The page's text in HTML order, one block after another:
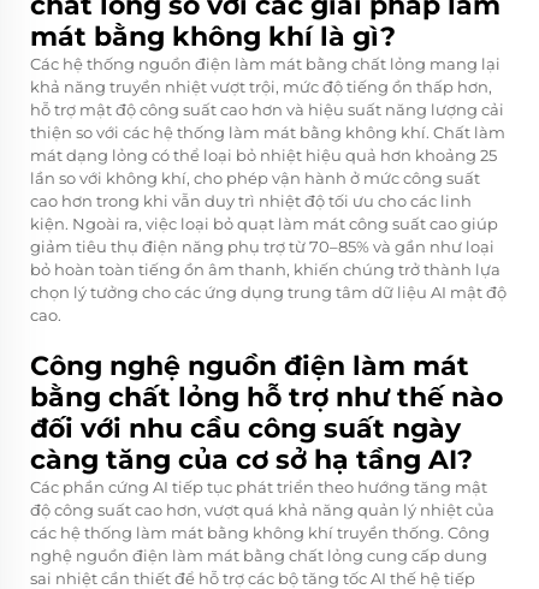
mát bằng không khí là gì?
Các hệ thống nguồn điện làm mát bằng chất lỏng mang lại
khả năng truyền nhiệt vượt trội, mức độ tiếng ồn thấp hơn,
hỗ trợ mật độ công suất cao hơn và hiệu suất năng lượng cải
thiện so với các hệ thống làm mát bằng không khí. Chất làm
mát dạng lỏng có thể loại bỏ nhiệt hiệu quả hơn khoảng 25
lần so với không khí, cho phép vận hành ở mức công suất
cao hơn trong khi vẫn duy trì nhiệt độ tối ưu cho các linh
kiện. Ngoài ra, việc loại bỏ quạt làm mát công suất cao giúp
giảm tiêu thụ điện năng phụ trợ từ 70–85% và gần như loại
bỏ hoàn toàn tiếng ồn âm thanh, khiến chúng trở thành lựa
chọn lý tưởng cho các ứng dụng trung tâm dữ liệu AI mật độ
cao.
Công nghệ nguồn điện làm mát
bằng chất lỏng hỗ trợ như thế nào
đối với nhu cầu công suất ngày
càng tăng của cơ sở hạ tầng AI?
Các phần cứng AI tiếp tục phát triển theo hướng tăng mật
độ công suất cao hơn, vượt quá khả năng quản lý nhiệt của
các hệ thống làm mát bằng không khí truyền thống. Công
nghệ nguồn điện làm mát bằng chất lỏng cung cấp dung
sai nhiệt cần thiết để hỗ trợ các bộ tăng tốc AI thế hệ tiếp